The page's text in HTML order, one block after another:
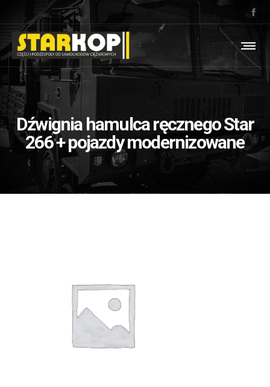
Dźwignia hamulca ręcznego Star
266 + pojazdy modernizowane